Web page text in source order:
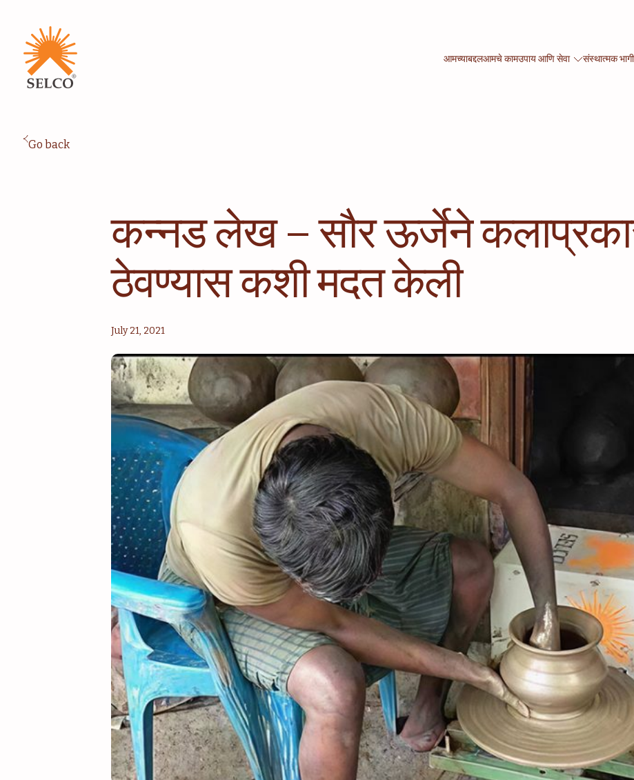
आमच्याबद्दलआमचे कामउपाय आणि सेवा संस्थात्मक
शिक्षण
समुदाय
सल्लागार
Go back
कन्नड लेख – सौर ऊर्जेने
ठेवण्यास कशी मदत केली
July 21, 2021